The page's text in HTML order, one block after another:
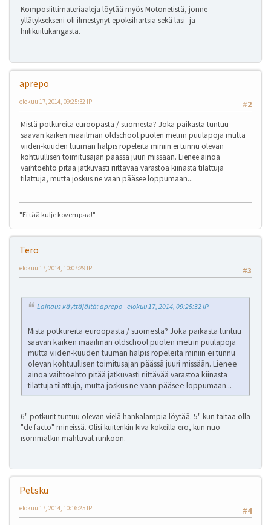
Komposiittimateriaaleja löytää myös Motonetistä, jonne
yllätyksekseni oli ilmestynyt epoksihartsia sekä lasi- ja
hiilikuitukangasta.
aprepo
#2
elokuu 17, 2014, 09:25:32 IP
Mistä potkureita euroopasta / suomesta? Joka paikasta tuntuu
saavan kaiken maailman oldschool puolen metrin puulapoja mutta
viiden-kuuden tuuman halpis ropeleita miniin ei tunnu olevan
kohtuullisen toimitusajan päässä juuri missään. Lienee ainoa
vaihtoehto pitää jatkuvasti riittävää varastoa kiinasta tilattuja
tilattuja, mutta joskus ne vaan pääsee loppumaan...
"Ei tää kulje kovempaa!"
Tero
#3
elokuu 17, 2014, 10:07:29 IP
Lainaus käyttäjältä: aprepo - elokuu 17, 2014, 09:25:32 IP
Mistä potkureita euroopasta / suomesta? Joka paikasta tuntuu
saavan kaiken maailman oldschool puolen metrin puulapoja
mutta viiden-kuuden tuuman halpis ropeleita miniin ei tunnu
olevan kohtuullisen toimitusajan päässä juuri missään. Lienee
ainoa vaihtoehto pitää jatkuvasti riittävää varastoa kiinasta
tilattuja tilattuja, mutta joskus ne vaan pääsee loppumaan...
6" potkurit tuntuu olevan vielä hankalampia löytää. 5" kun taitaa olla
"de facto" mineissä. Olisi kuitenkin kiva kokeilla ero, kun nuo
isommatkin mahtuvat runkoon.
Petsku
#4
elokuu 17, 2014, 10:16:25 IP